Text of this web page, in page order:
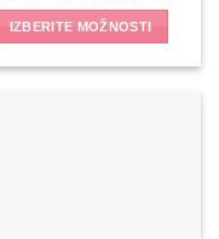
IZBERITE MOŽNOSTI